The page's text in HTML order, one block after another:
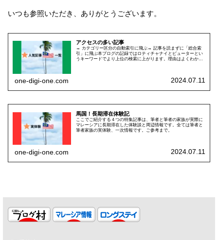
いつも参照いただき、ありがとうございます。
アクセスの多い記事
→ カテゴリー区分の自動索引に飛ぶ→ 記事を読まずに「総合索
引」に飛ぶ本ブログの記録ではロティチャナイとピューターとい
うキーワードでより上位の検索に上がります。理由はよくわかっ
one-digi-one.com 2024.07.11
馬国！長期滞在体験記
ここでご紹介する４つの特集記事は、筆者と筆者の家族が実際に
マレーシアに長期滞在した体験談と周辺情報です。全ては筆者と
筆者家族の実体験、一次情報です。ご参考まで。
one-digi-one.com 2024.07.11